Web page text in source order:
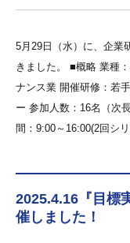
5月29日（水）に、企業
きました。 ■概略 業種
ナンス業 開催研修：若
ー 参加人数：16名（次
間：9:00～16:00(2回シ
2025.4.16『目標
催しました！